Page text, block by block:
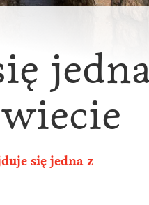
się jedna z